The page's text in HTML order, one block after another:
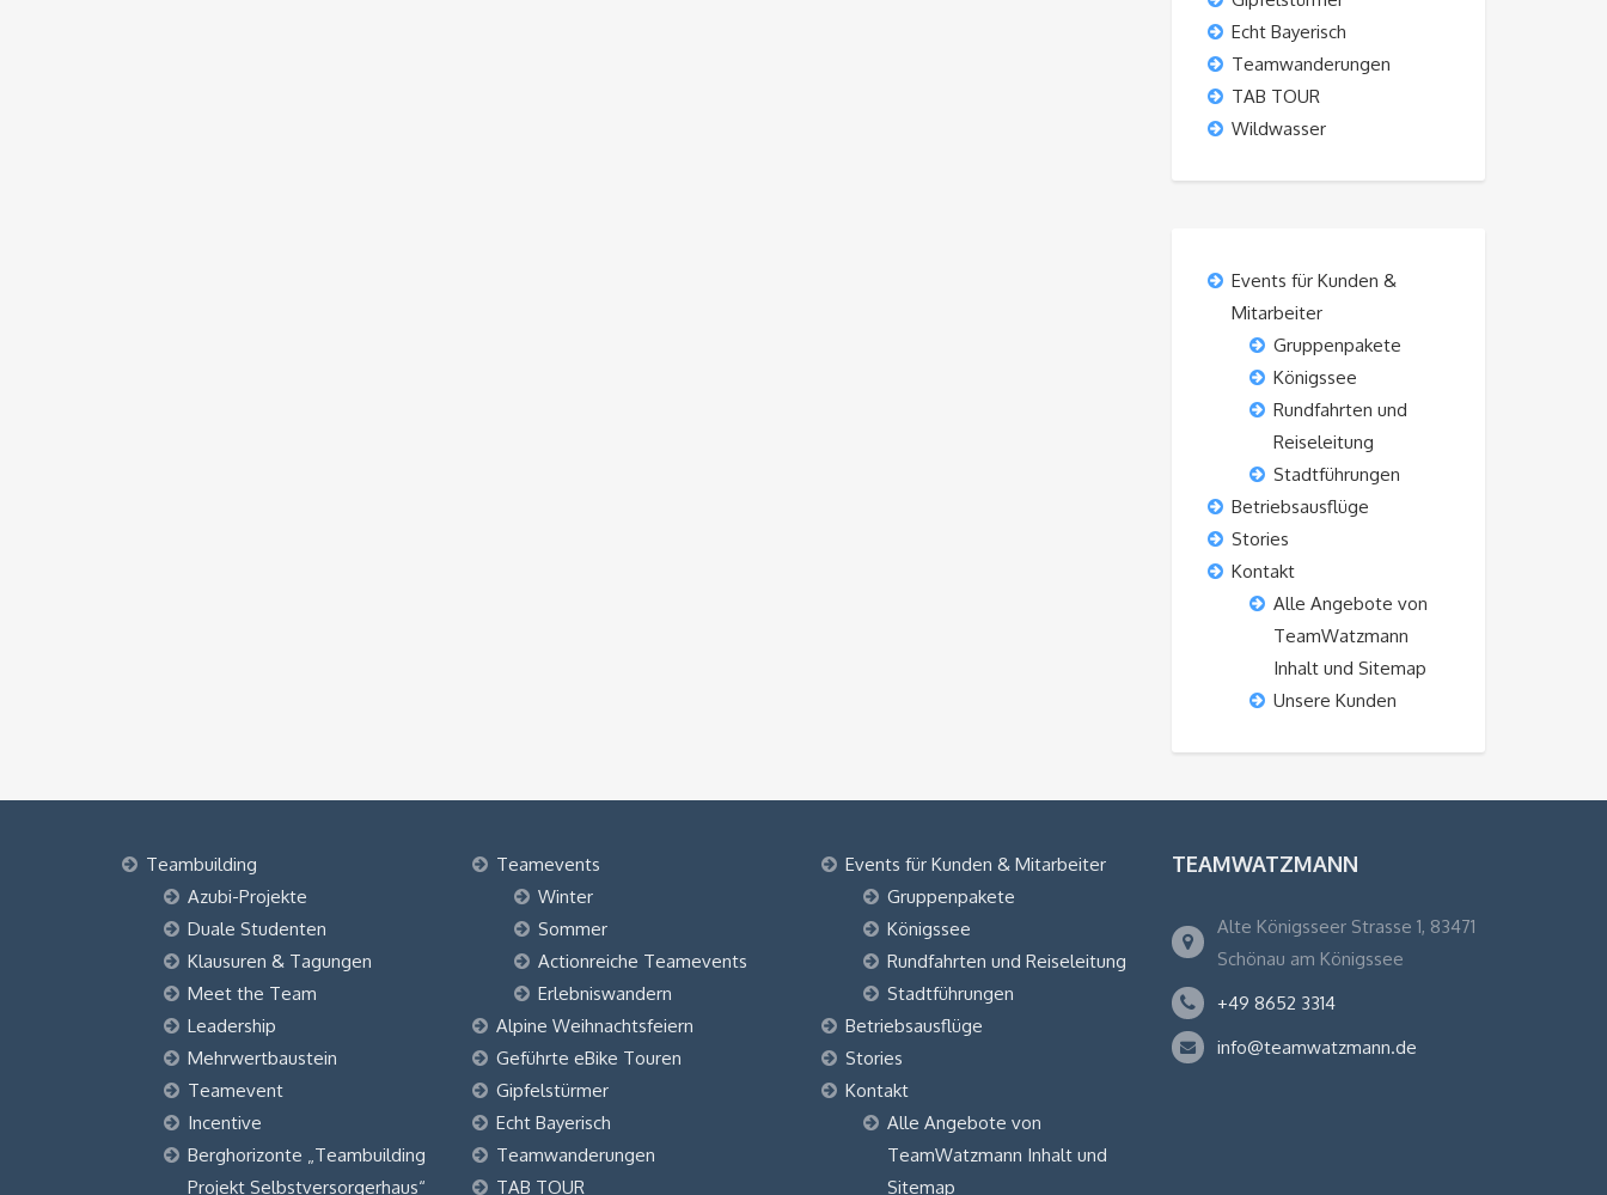
Echt Bayerisch
Teamwanderungen
TAB TOUR
Wildwasser
Events für Kunden &
Mitarbeiter
Gruppenpakete
Königssee
Rundfahrten und
Reiseleitung
Stadtführungen
Betriebsausflüge
Stories
Kontakt
Alle Angebote von
TeamWatzmann
Inhalt und Sitemap
Unsere Kunden
Teambuilding
Azubi-Projekte
Duale Studenten
Klausuren & Tagungen
Meet the Team
Leadership
Mehrwertbaustein
Teamevent
Incentive
Berghorizonte „Teambuilding
Projekt Selbstversorgerhaus“
Teamevents
Winter
Sommer
Actionreiche Teamevents
Erlebniswandern
Alpine Weihnachtsfeiern
Geführte eBike Touren
Gipfelstürmer
Echt Bayerisch
Teamwanderungen
TAB TOUR
Events für Kunden & Mitarbeiter
Gruppenpakete
Königssee
Rundfahrten und Reiseleitung
Stadtführungen
Betriebsausflüge
Stories
Kontakt
Alle Angebote von
TeamWatzmann Inhalt und
Sitemap
TEAMWATZMANN
Alte Königsseer Strasse 1, 83471
Schönau am Königssee
+49 8652 3314
info@teamwatzmann.de